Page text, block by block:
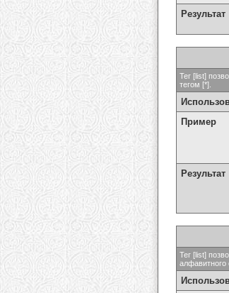
Результат
Тег [list]
тегом [*].
Пример
Результат
Тег [list]